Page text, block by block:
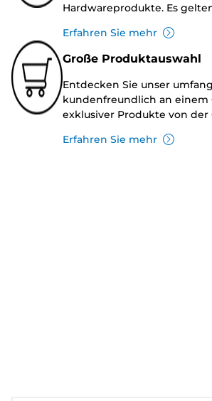
Hardwareprodukte. Es
Erfahren Sie mehr
Große Produktauswahl
Entdecken Sie unser
kundenfreundlich an einem
exklusiver Produkte von der
Erfahren Sie mehr